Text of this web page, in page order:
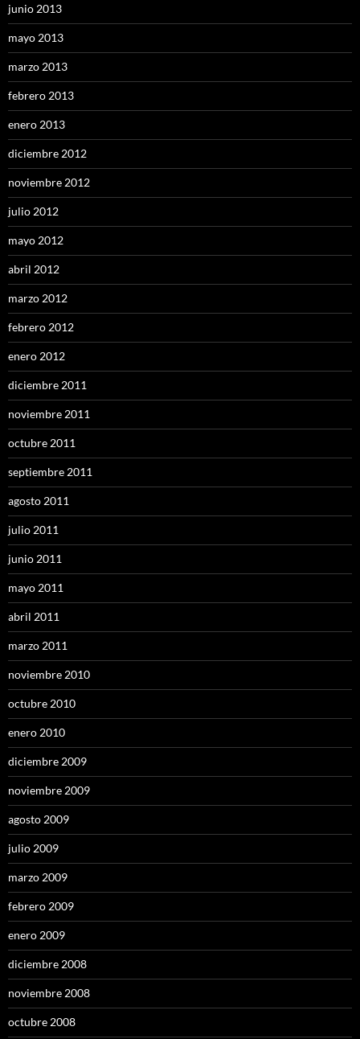
junio 2013
mayo 2013
marzo 2013
febrero 2013
enero 2013
diciembre 2012
noviembre 2012
julio 2012
mayo 2012
abril 2012
marzo 2012
febrero 2012
enero 2012
diciembre 2011
noviembre 2011
octubre 2011
septiembre 2011
agosto 2011
julio 2011
junio 2011
mayo 2011
abril 2011
marzo 2011
noviembre 2010
octubre 2010
enero 2010
diciembre 2009
noviembre 2009
agosto 2009
julio 2009
marzo 2009
febrero 2009
enero 2009
diciembre 2008
noviembre 2008
octubre 2008